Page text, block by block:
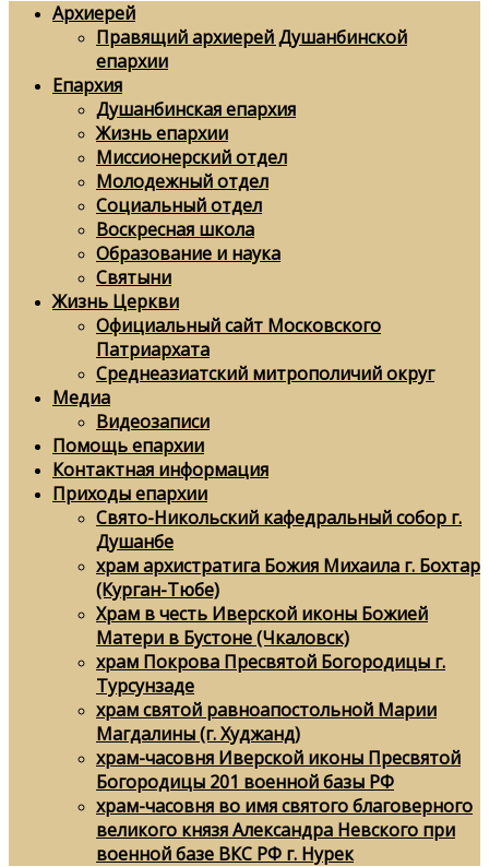
Архиерей
Правящий архиерей Душанбинской
епархии
Епархия
Душанбинская епархия
Жизнь епархии
Миссионерский отдел
Молодежный отдел
Социальный отдел
Воскресная школа
Образование и наука
Святыни
Жизнь Церкви
Официальный сайт Московского
Патриархата
Среднеазиатский митрополичий округ
Медиа
Видеозаписи
Помощь епархии
Контактная информация
Приходы епархии
Свято-Никольский кафедральный собор г.
Душанбе
храм архистратига Божия Михаила г. Бохтар
(Курган-Тюбе)
Храм в честь Иверской иконы Божией
Матери в Бустоне (Чкаловск)
храм Покрова Пресвятой Богородицы г.
Турсунзаде
храм святой равноапостольной Марии
Магдалины (г. Худжанд)
храм-часовня Иверской иконы Пресвятой
Богородицы 201 военной базы РФ
храм-часовня во имя святого благоверного
великого князя Александра Невского при
военной базе ВКС РФ г. Нурек